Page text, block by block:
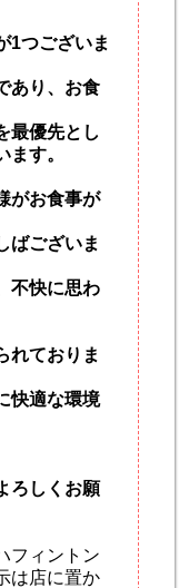
1つございま
あり、お食
最優先とし
す。
がお食事が
ばございま
不快に思わ
れておりま
快適な環境
ろしくお願
フィントン
は店に置か